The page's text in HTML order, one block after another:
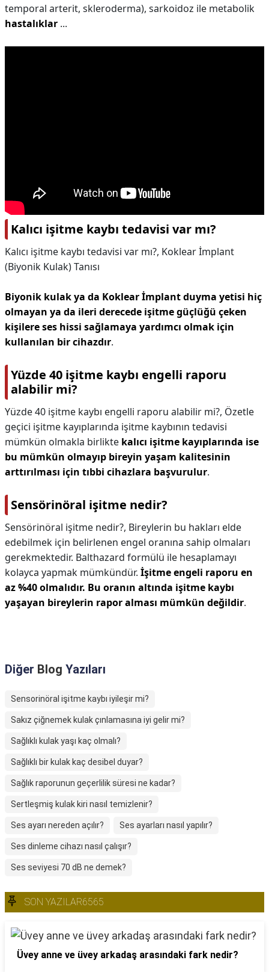
temporal arterit, skleroderma), sarkoidoz ile metabolik
hastalıklar ...
Kalıcı işitme kaybı tedavisi var mı?
Kalıcı işitme kaybı tedavisi var mı?, Koklear İmplant
(Biyonik Kulak) Tanısı
Biyonik kulak ya da Koklear İmplant duyma yetisi hiç
olmayan ya da ileri derecede işitme güçlüğü çeken
kişilere ses hissi sağlamaya yardımcı olmak için
kullanılan bir cihazdır.
Yüzde 40 işitme kaybı engelli raporu
alabilir mi?
Yüzde 40 işitme kaybı engelli raporu alabilir mi?, Özetle
geçici işitme kayıplarında işitme kaybının tedavisi
mümkün olmakla birlikte kalıcı işitme kayıplarında ise
bu mümkün olmayıp bireyin yaşam kalitesinin
arttırılması için tıbbi cihazlara başvurulur.
Sensörinöral işitme nedir?
Sensörinöral işitme nedir?, Bireylerin bu hakları elde
edebilmek için belirlenen engel oranına sahip olmaları
gerekmektedir. Balthazard formülü ile hesaplamayı
kolayca yapmak mümkündür. İşitme engeli raporu en
az %40 olmalıdır. Bu oranın altında işitme kaybı
yaşayan bireylerin rapor alması mümkün değildir.
Diğer Blog Yazıları
Sensorinöral işitme kaybı iyileşir mi?
Sakız çiğnemek kulak çınlamasına iyi gelir mi?
Sağlıklı kulak yaşı kaç olmalı?
Sağlıklı bir kulak kaç desibel duyar?
Sağlık raporunun geçerlilik süresi ne kadar?
Sertleşmiş kulak kiri nasıl temizlenir?
Ses ayarı nereden açılır? Ses ayarları nasıl yapılır?
Ses dinleme cihazı nasıl çalışır?
Ses seviyesi 70 dB ne demek?
SON YAZILAR6565
Üvey anne ve üvey arkadaş arasındaki fark nedir?